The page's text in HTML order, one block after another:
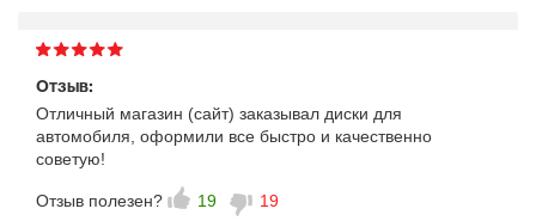
Отзыв:
Отличный магазин (сайт) заказывал диски для
автомобиля, оформили все быстро и качественно
советую!
Отзыв полезен? 19 19